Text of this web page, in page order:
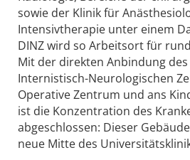
sowie der Klinik für
Intensivtherapie unter einem
DINZ wird so Arbeitsort für
Mit der direkten Anbindung
Internistisch-Neurologischen
Operative Zentrum und ans
ist die Konzentration des
abgeschlossen: Dieser
neue Mitte des